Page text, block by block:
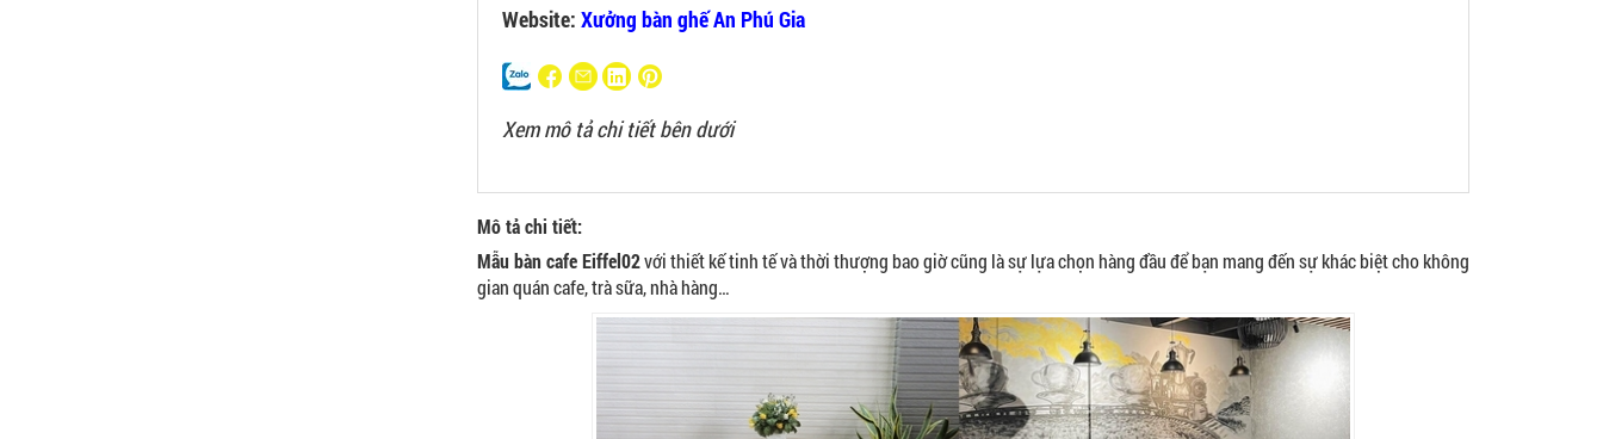
Website: Xưởng bàn ghế An Phú Gia
Xem mô tả chi tiết bên dưới
Mô tả chi tiết:
Mẫu bàn cafe Eiffel02với thiết kế tinh tế và thời thượng bao giờ cũng là sự lựa chọn hàng đầu để bạn mang đến sự khác biệt cho không
gian quán cafe, trà sữa, nhà hàng…